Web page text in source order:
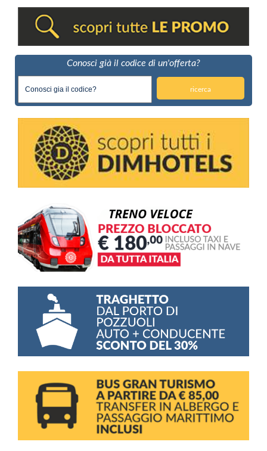
Conosci già il codice di un'offerta?
ricerca